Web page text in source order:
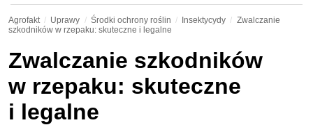
Agrofakt Uprawy Środki ochrony roślin Insektycydy
Zwalczanie
szkodników w rzepaku: skuteczne i legalne
Zwalczanie szkodników
w rzepaku: skuteczne
i legalne